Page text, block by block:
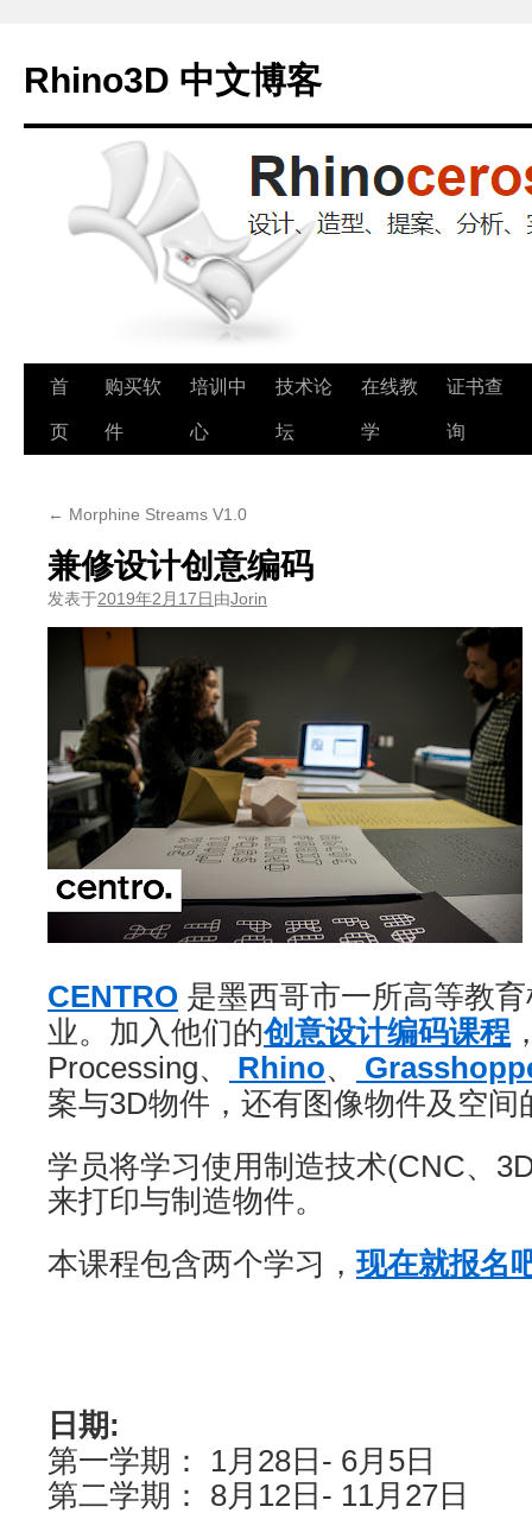
Rhino3D 中文博客
跳
至
首
页
购买软
件
培训中
心
技术论
坛
在线教
学
证书查
询
← Morphine Streams V1.0
兼修设计创意编码
发表于2019年2月17日由Jorin
CENTRO 是墨西哥市一所高等教
业。加入他们的创意设计编码课程
Processing、
Rhino、
案与3D物件，还有图像物件及空间
学员将学习使用制造技术(CNC、
来打印与制造物件。
本课程包含两个学习，现在就报名
日期:
第一学期： 1月28日- 6月5日
第二学期： 8月12日- 11月27日